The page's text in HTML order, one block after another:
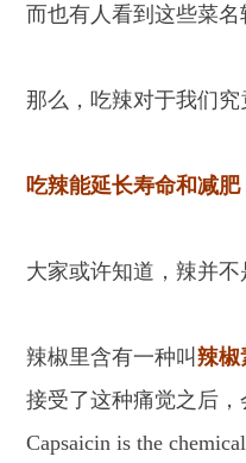
而也有人看到这些菜
那么，吃辣对于我们究
吃辣能延长寿命和减肥
大家或许知道，辣并不
辣椒里含有一种叫 辣椒
接受了这种痛觉之后，
Capsaicin is the